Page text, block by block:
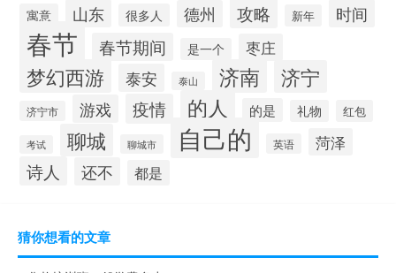
寓意 山东 很多人 德州 攻略 新年 时间
春节 春节期间 是一个 枣庄
梦幻西游 泰安 泰山 济南 济宁
济宁市 游戏 疫情 的人 的是 礼物 红包
考试 聊城 聊城市 自己的 英语 菏泽
诗人 还不 都是
猜你想看的文章